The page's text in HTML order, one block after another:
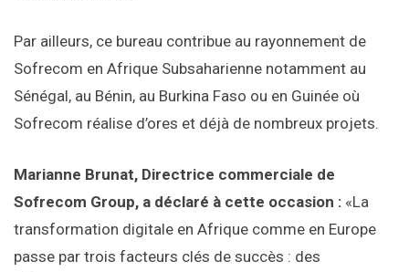
Par ailleurs, ce bureau contribue au rayonnement de
Sofrecom en Afrique Subsaharienne notamment au
Sénégal, au Bénin, au Burkina Faso ou en Guinée où
Sofrecom réalise d’ores et déjà de nombreux projets.
Marianne Brunat, Directrice commerciale de
Sofrecom Group, a déclaré à cette occasion : «La
transformation digitale en Afrique comme en Europe
passe par trois facteurs clés de succès : des